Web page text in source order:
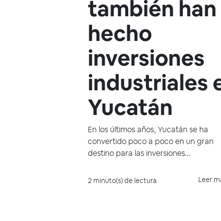
también han
hecho
inversiones
industriales
Yucatán
En los últimos años, Yucatán se ha
convertido poco a poco en un gran
destino para las inversiones...
2 minuto(s) de lectura Leer